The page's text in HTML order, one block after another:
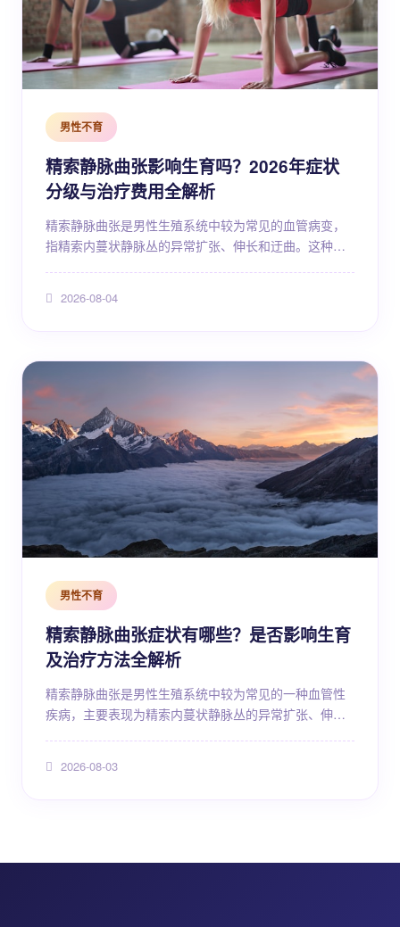
男性不育
精索静脉曲张影响生育吗？2026年症状
分级与治疗费用全解析
精索静脉曲张是男性生殖系统中较为常见的血管病变，
指精索内蔓状静脉丛的异常扩张、伸长和迂曲。这种疾
时才发现自己存在精索静脉曲张，由此产生诸多疑问：
识，为读者进行系统梳理。 精索静脉曲张的基本概念 精
索是连接...
2026-08-04
男性不育
精索静脉曲张症状有哪些？是否影响生育
及治疗方法全解析
精索静脉曲张是男性生殖系统中较为常见的一种血管性
疾病，主要表现为精索内蔓状静脉丛的异常扩张、伸长
对睾丸功能产生影响，进而涉及生育问题，因此受到许
2026-08-03